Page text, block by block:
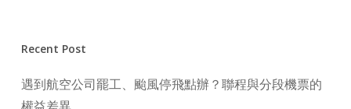
Recent Post
遇到航空公司罷工、颱風停飛點辦？聯程與分段機票的
權益差異